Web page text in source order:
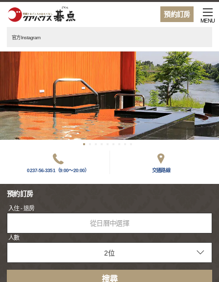
預約訂房
MENU
官方Instagram
0237-56-3351（9:00～20:00） 交通路線
預約訂房
入住 - 退房
從日曆中選擇
人數
搜尋